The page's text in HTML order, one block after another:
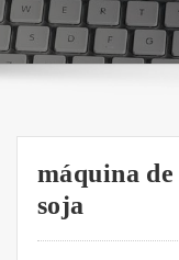
máquina
soja